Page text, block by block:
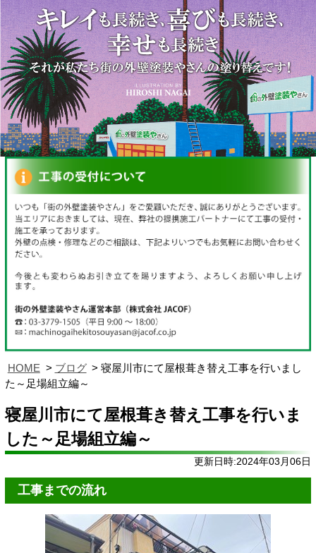
HOME ブログ
寝屋川市にて屋根葺き替え工事を行いまし
た～足場組立編～
寝屋川市にて屋根葺き替え工事を行いま
した～足場組立編～
更新日時:2024年03月06日
工事までの流れ